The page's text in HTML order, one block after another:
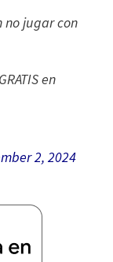
no jugar con
en
2, 2024